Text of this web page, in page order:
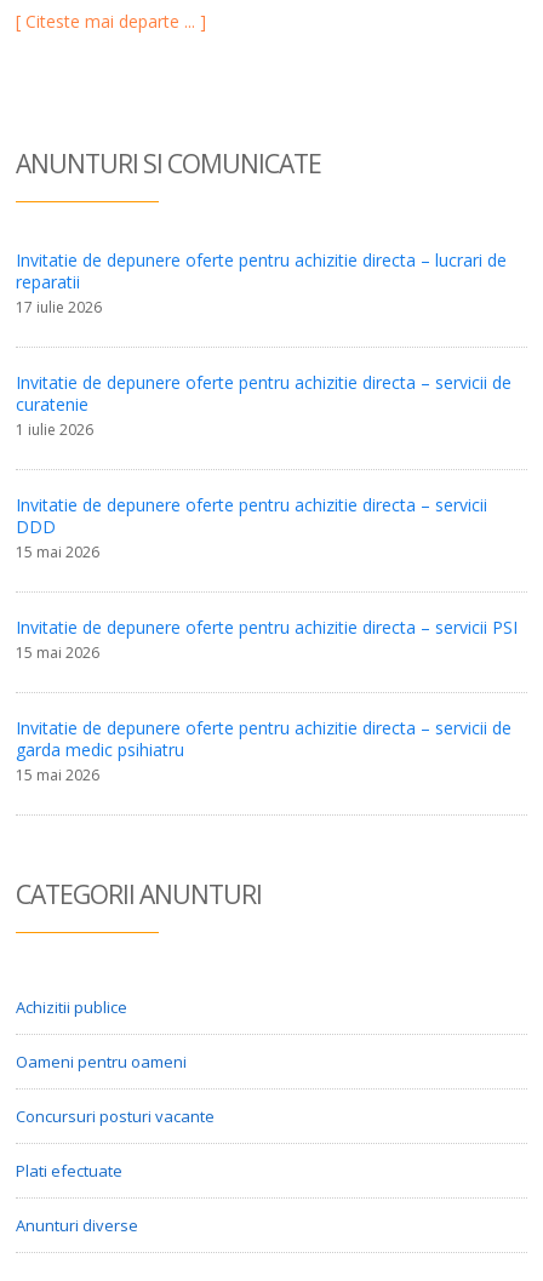
[ Citeste mai departe ... ]
ANUNTURI SI COMUNICATE
Invitatie de depunere oferte pentru achizitie directa – lucrari de
reparatii
17 iulie 2026
Invitatie de depunere oferte pentru achizitie directa – servicii de
curatenie
1 iulie 2026
Invitatie de depunere oferte pentru achizitie directa – servicii
DDD
15 mai 2026
Invitatie de depunere oferte pentru achizitie directa – servicii PSI
15 mai 2026
Invitatie de depunere oferte pentru achizitie directa – servicii de
garda medic psihiatru
15 mai 2026
CATEGORII ANUNTURI
Achizitii publice
Oameni pentru oameni
Concursuri posturi vacante
Plati efectuate
Anunturi diverse